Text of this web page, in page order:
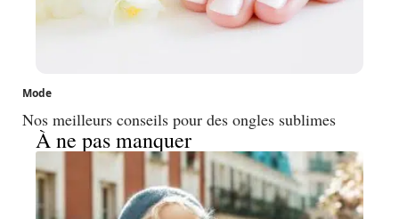
Mode
Nos meilleurs conseils pour des ongles sublimes
À ne pas manquer